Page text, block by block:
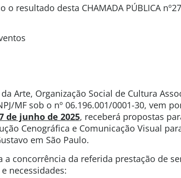
resultado desta CHAMADA PÚBLICA
Arte, Organização Social de Cultura
MF sob o nº 06.196.001/0001-30, vem
de junho de 2025, receberá propostas
Cenográfica e Comunicação Visual
em São Paulo.
a concorrência da referida prestação de
necessidades: